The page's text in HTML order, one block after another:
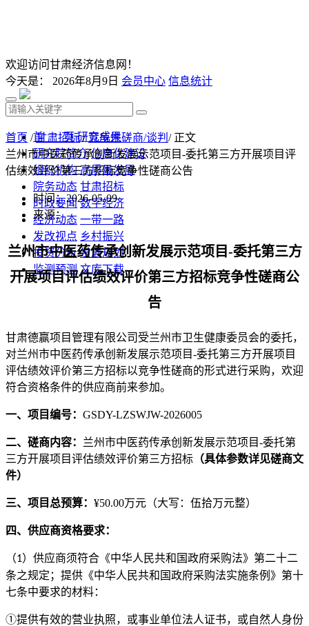
欢迎访问甘肃经济信息网！
今天是： 2026年8月9日 会员中心 信息统计
首 页 研究成果
研究院简介 信息化建设
组织机构 高质量发展
院务动态 甘肃招标
时政要闻 数字经济
经济动态 一带一路
发改视点 乡村振兴
投资分析 发展规划
监测预测 文库下载
首页 /甘肃招标/竞争性磋商/谈判 / 正文
兰州市中医药传承创新发展示范项目-委托第三方开展项目评
估绩效评价第三方招标竞争性磋商公告
时间：2026-05-09
来源：
兰州市中医药传承创新发展示范项目-委托第三方
开展项目评估绩效评价第三方招标竞争性磋商公
告
甘肃德赢项目管理有限公司 受兰州市卫生健康委员会的委托，
对兰州市中医药传承创新发展示范项目-委托第三方开展项目
评估绩效评价第三方招标以竞争性磋商的形式进行采购，欢迎
符合资格条件的供应商前来参加。
一、项目编号： GSDY-LZSWJW-2026005
二、 磋商内容： 兰州市中医药传承创新发展示范项目-委托第
三方开展项目评估绩效评价第三方招标 （具体参数详见磋商文
件）
三、 项目 总预算： ¥50.00万元（大写： 伍拾万元整）
四、 供应商资格要求：
（1）供应商须符合《中华人民共和国政府采购法》第二十二
条之规定；提供《中华人民共和国政府采购法实施条例》第十
七条中要求的材料：
①提供有效的营业执照，或事业单位法人证书，或自然人身份